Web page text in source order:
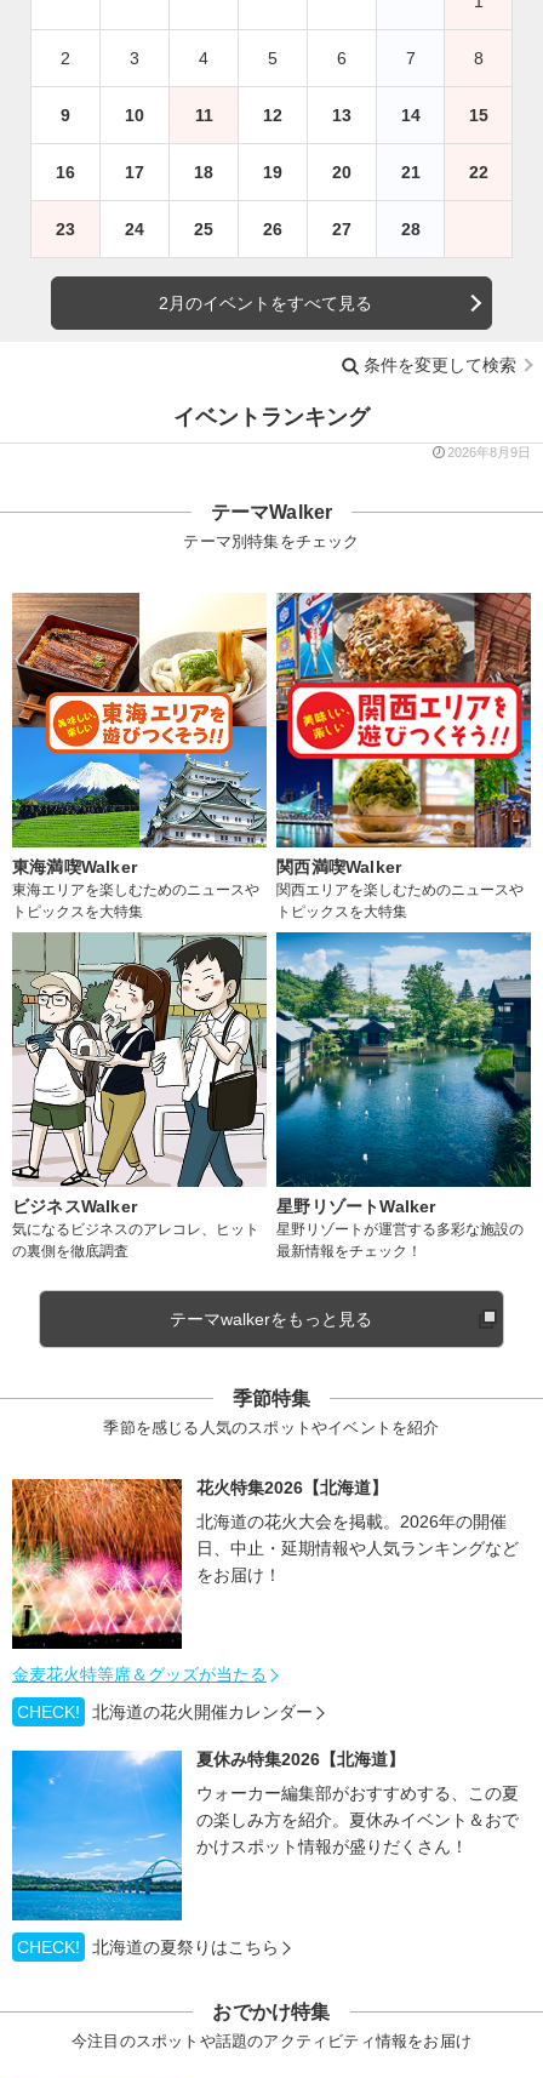
2 3 4 5 6 7 8
9 10 11 12 13 14 15
16 17 18 19 20 21 22
23 24 25 26 27 28
2月のイベントをすべて見る
条件を変更して検索
イベントランキング
2026年8月9日
テーマWalker
テーマ別特集をチェック
東海満喫Walker
東海エリアを楽しむためのニュースや
トピックスを大特集
関西満喫Walker
関西エリアを楽しむためのニュースや
トピックスを大特集
ビジネスWalker
気になるビジネスのアレコレ、ヒット
の裏側を徹底調査
星野リゾートWalker
星野リゾートが運営する多彩な施設の
最新情報をチェック！
テーマwalkerをもっと見る
季節特集
季節を感じる人気のスポットやイベントを紹介
花火特集2026【北海道】
北海道の花火大会を掲載。2026年の開催
日、中止・延期情報や人気ランキングなど
をお届け！
金麦花火特等席＆グッズが当たる
CHECK!
北海道の花火開催カレンダー
夏休み特集2026【北海道】
ウォーカー編集部がおすすめする、この夏
の楽しみ方を紹介。夏休みイベント＆おで
かけスポット情報が盛りだくさん！
CHECK! 北海道の夏祭りはこちら
おでかけ特集
今注目のスポットや話題のアクティビティ情報をお届け